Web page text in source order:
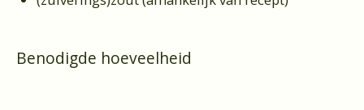
Benodigde hoeveelheid